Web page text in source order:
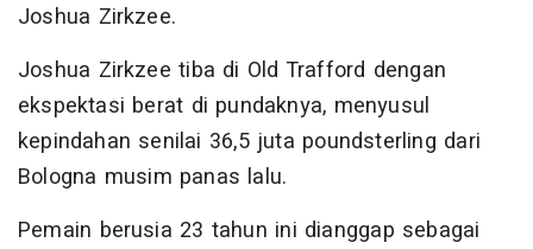
Joshua Zirkzee.
Joshua Zirkzee tiba di Old Trafford dengan
ekspektasi berat di pundaknya, menyusul
kepindahan senilai 36,5 juta poundsterling dari
Bologna musim panas lalu.
Pemain berusia 23 tahun ini dianggap sebagai